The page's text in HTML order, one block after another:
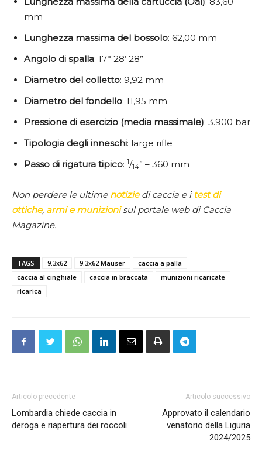
mm
Lunghezza massima del bossolo: 62,00 mm
Angolo di spalla: 17° 28’ 28”
Diametro del colletto: 9,92 mm
Diametro del fondello: 11,95 mm
Pressione di esercizio (media massimale): 3.900 bar
Tipologia degli inneschi: large rifle
Passo di rigatura tipico: 1/14” – 360 mm
Non perdere le ultime notiziedi caccia e i test di
ottiche, armi e munizionisul portale web di Caccia
Magazine.
TAGS 9.3x62 9.3x62 Mauser
caccia a palla
caccia al cinghiale
caccia in braccata
munizioni ricaricate
ricarica
Articolo precedente
Lombardia chiede caccia in
deroga e riapertura dei roccoli
Articolo successivo
Approvato il calendario
venatorio della Liguria
2024/2025